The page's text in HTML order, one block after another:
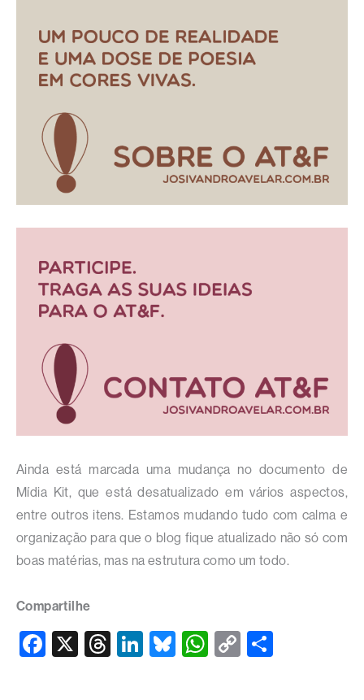
Ainda está marcada uma mudança no documento de
Mídia Kit, que está desatualizado em vários aspectos,
entre outros itens. Estamos mudando tudo com calma e
organização para que o blog fique atualizado não só com
boas matérias, mas na estrutura como um todo.
Compartilhe
F
X
T
Li
Bl
W
C